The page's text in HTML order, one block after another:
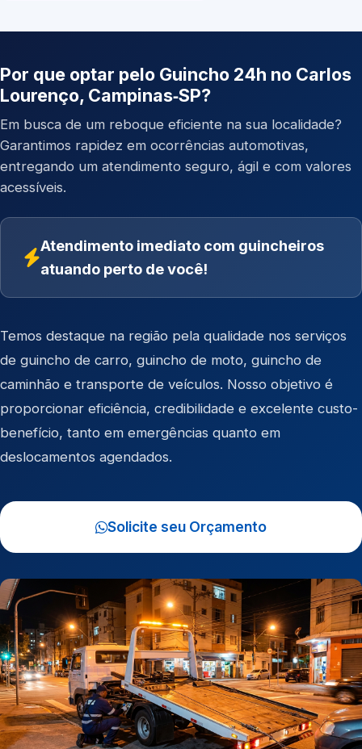
Por que optar pelo Guincho 24h no Carlos
Lourenço, Campinas‑SP?
Em busca de um reboque eficiente na sua localidade?
Garantimos rapidez em ocorrências automotivas,
entregando um atendimento seguro, ágil e com valores
acessíveis.
Atendimento imediato com guincheiros
atuando perto de você!
Temos destaque na região pela qualidade nos serviços
de guincho de carro, guincho de moto, guincho de
caminhão e transporte de veículos. Nosso objetivo é
proporcionar eficiência, credibilidade e excelente custo-
benefício, tanto em emergências quanto em
deslocamentos agendados.
Solicite seu Orçamento